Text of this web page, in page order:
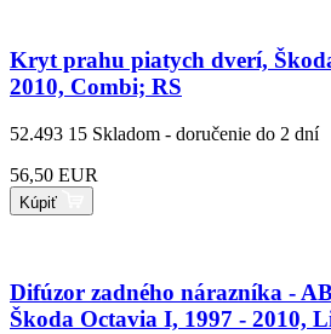
Kryt prahu piatych dverí,
2010, Combi; RS
52.493 15 Skladom - doručenie do 2 dní
56,50 EUR
Kúpiť
Difúzor zadného nárazníka -
Škoda Octavia I, 1997 - 2010,